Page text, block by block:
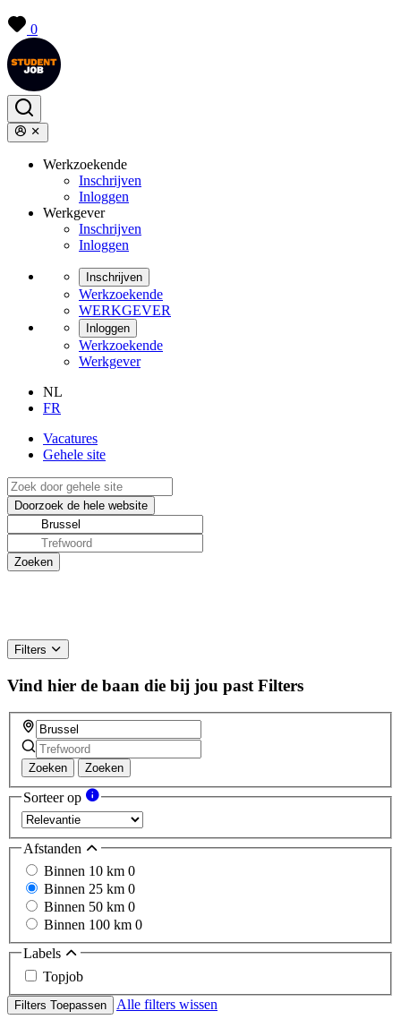
0
Werkzoekende
Inschrijven
Inloggen
Werkgever
Inschrijven
Inloggen
Inschrijven
Werkzoekende
WERKGEVER
Inloggen
Werkzoekende
Werkgever
NL
FR
Vacatures
Gehele site
Filters
Vind hier de baan die bij jou past Filters
Zoeken Zoeken
Sorteer op
Afstanden
Binnen 10 km 0
Binnen 25 km 0
Binnen 50 km 0
Binnen 100 km 0
Labels
Topjob
Filters Toepassen Alle filters wissen